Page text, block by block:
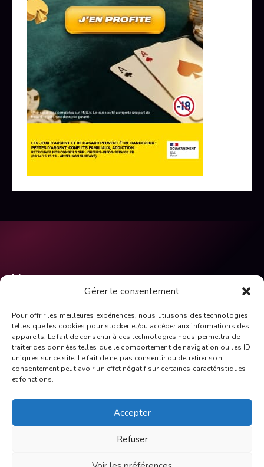
Gérer le consentement
Pour offrir les meilleures expériences, nous utilisons des technologies
telles que les cookies pour stocker et/ou accéder aux informations des
appareils. Le fait de consentir à ces technologies nous permettra de
traiter des données telles que le comportement de navigation ou les ID
uniques sur ce site. Le fait de ne pas consentir ou de retirer son
consentement peut avoir un effet négatif sur certaines caractéristiques
et fonctions.
Accepter
Refuser
Liens
Mentions Légales
Politique de Cookies
Plan du site
Contact